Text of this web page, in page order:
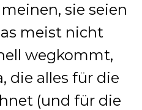
sie seien
meist nicht
wegkommt,
die alles für die
(und für die